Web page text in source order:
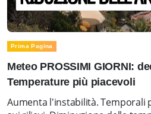
Prima Pagina
Meteo PROSSIMI GIORNI:
Temperature più piacevoli
Aumenta l'instabilità.